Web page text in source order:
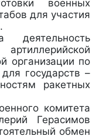
военных
для участия
организации по
государств –
ракетных
комитета
Герасимов
обмен